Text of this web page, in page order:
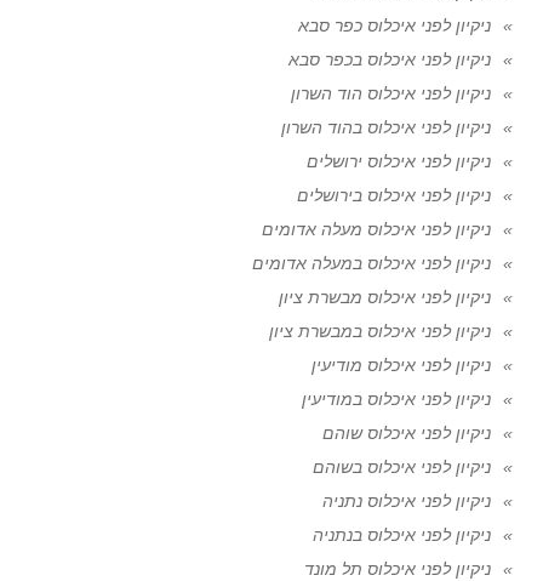
ניקיון לפני איכלוס כפר סבא
ניקיון לפני איכלוס בכפר סבא
ניקיון לפני איכלוס הוד השרון
ניקיון לפני איכלוס בהוד השרון
ניקיון לפני איכלוס ירושלים
ניקיון לפני איכלוס בירושלים
ניקיון לפני איכלוס מעלה אדומים
ניקיון לפני איכלוס במעלה אדומים
ניקיון לפני איכלוס מבשרת ציון
ניקיון לפני איכלוס במבשרת ציון
ניקיון לפני איכלוס מודיעין
ניקיון לפני איכלוס במודיעין
ניקיון לפני איכלוס שוהם
ניקיון לפני איכלוס בשוהם
ניקיון לפני איכלוס נתניה
ניקיון לפני איכלוס בנתניה
ניקיון לפני איכלוס תל מונד